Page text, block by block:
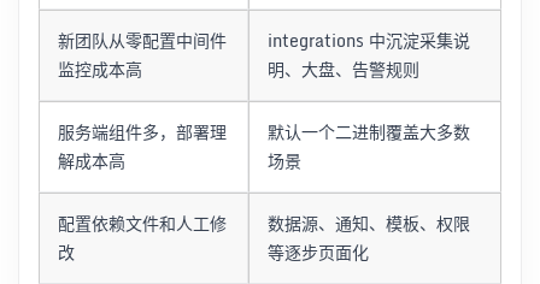
新团队从零配置中间件
监控成本高
integrations 中沉淀采集说
明、大盘、告警规则
服务端组件多，部署理
解成本高
默认一个二进制覆盖大多数
场景
配置依赖文件和人工修
改
数据源、通知、模板、权限
等逐步页面化